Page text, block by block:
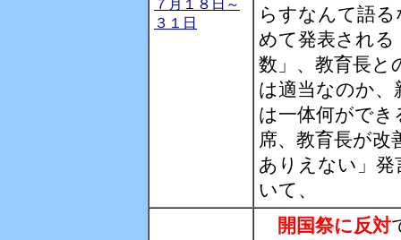
７月１８日～
３１日
らすなんて語
めて発表され
数」、教育長と
は適当なのか、
は一体何ができ
席、教育長が改
ありえない」
いて、
開国祭に反対